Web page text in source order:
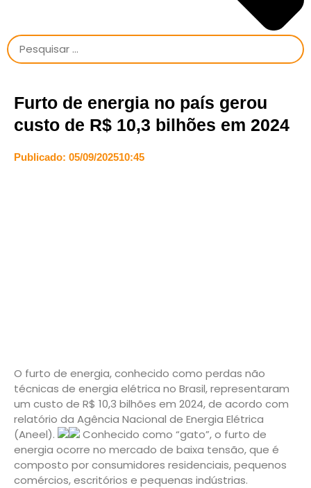
Furto de energia no país gerou
custo de R$ 10,3 bilhões em 2024
Publicado: 05/09/202510:45
O furto de energia, conhecido como perdas não
técnicas de energia elétrica no Brasil, representaram
um custo de R$ 10,3 bilhões em 2024, de acordo com
relatório da Agência Nacional de Energia Elétrica
(Aneel).
Conhecido como “gato”, o furto de
energia ocorre no mercado de baixa tensão, que é
composto por consumidores residenciais, pequenos
comércios, escritórios e pequenas indústrias.